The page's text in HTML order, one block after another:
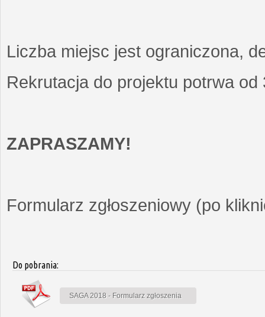
Liczba miejsc jest ograniczona,
Rekrutacja do projektu potrwa
ZAPRASZAMY!
Formularz zgłoszeniowy (po
Do pobrania:
SAGA 2018 - Formularz zgłoszenia